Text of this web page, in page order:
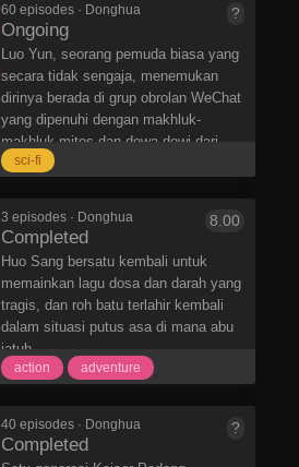
kekuatan Buku Surgawi, dia
membangunkan fisik spiritual dan bela
diri Saat itu, dia juga menerima
kenangan aneh dan benda
penyimpanan misterius. Cincin itu
telah bangkit dari keterpurukan,
mematahkan reinkarnasi Telapak Dao
Surgawi, akhirnya mengatasi belenggu
misterius dan membuka keterampilan
misterius seperti Tubuh Emas Kokoh.
Setelah itu, dia terus berlatih,
menggunakan kegigihan dan karakter
pantang menyerahnya sebagai
seorang pemuda untuk menembus
batas kemampuannya sendiri, dan
akhirnya berdiri di puncak Surga Gua
mewarisi keterampilan misterius
bersama-sama, dan memulai kisah
tentang dirinya yang menjadi legenda
dan mencapai puncak seni bela diri.
60 episodes · Donghua
Ongoing
?
Luo Yun, seorang pemuda biasa yang
secara tidak sengaja, menemukan
dirinya berada di grup obrolan WeChat
yang dipenuhi dengan makhluk-
makhluk mitos dan dewa-dewi dari
Istana Naga. Melalui hubungan yang
ilahi ini, yang mengirimkan artefak
magis dan sumber daya spiritual yang
benar-benar mengubah hidupnya.
sci-fi
3 episodes · Donghua
Completed
8.00
Huo Sang bersatu kembali untuk
memainkan lagu dosa dan darah yang
tragis, dan roh batu terlahir kembali
dalam situasi putus asa di mana abu
jatuh.
action adventure
40 episodes · Donghua
Completed
?